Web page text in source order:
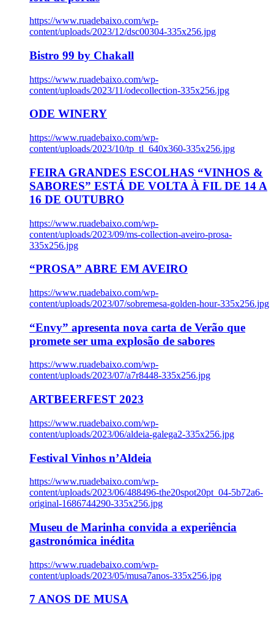
https://www.ruadebaixo.com/wp-
content/uploads/2023/12/dsc00304-335x256.jpg
Bistro 99 by Chakall
https://www.ruadebaixo.com/wp-
content/uploads/2023/11/odecollection-335x256.jpg
ODE WINERY
https://www.ruadebaixo.com/wp-
content/uploads/2023/10/tp_tl_640x360-335x256.jpg
FEIRA GRANDES ESCOLHAS “VINHOS &
SABORES” ESTÁ DE VOLTA À FIL DE 14 A
16 DE OUTUBRO
https://www.ruadebaixo.com/wp-
content/uploads/2023/09/ms-collection-aveiro-prosa-
335x256.jpg
“PROSA” ABRE EM AVEIRO
https://www.ruadebaixo.com/wp-
content/uploads/2023/07/sobremesa-golden-hour-335x256.jpg
“Envy” apresenta nova carta de Verão que
promete ser uma explosão de sabores
https://www.ruadebaixo.com/wp-
content/uploads/2023/07/a7r8448-335x256.jpg
ARTBEERFEST 2023
https://www.ruadebaixo.com/wp-
content/uploads/2023/06/aldeia-galega2-335x256.jpg
Festival Vinhos n’Aldeia
https://www.ruadebaixo.com/wp-
content/uploads/2023/06/488496-the20spot20pt_04-5b72a6-
original-1686744290-335x256.jpg
Museu de Marinha convida a experiência
gastronómica inédita
https://www.ruadebaixo.com/wp-
content/uploads/2023/05/musa7anos-335x256.jpg
7 ANOS DE MUSA